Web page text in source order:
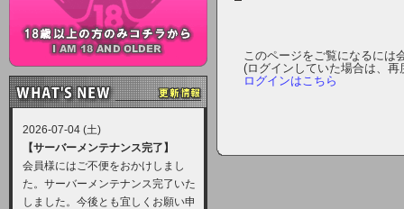
2026-07-04 (土)
【サーバーメンテナンス完了】
会員様にはご不便をおかけしまし
た。サーバーメンテナンス完了いた
しました。今後とも宜しくお願い申
このページをご覧になるには
(ログインしていた場合は、
ログインはこちら